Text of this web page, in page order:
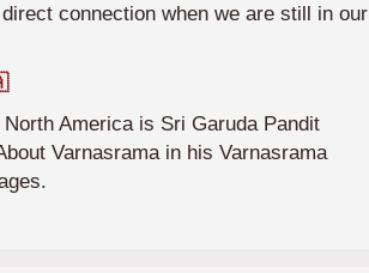
connection when we are still in our
America is Sri Garuda Pandit
Varnasrama in his Varnasrama